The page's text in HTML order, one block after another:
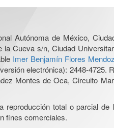
Autónoma de México,
Cueva s/n, Ciudad
Imer Benjamín Flores
electrónica): 2448-4725.
Montes de Oca, Circuito
reproducción total o parcial de
fines comerciales.